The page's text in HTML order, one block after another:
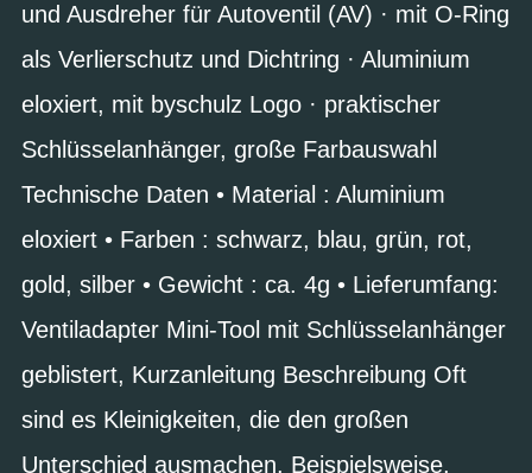
und Ausdreher für Autoventil (AV) · mit O-Ring
als Verlierschutz und Dichtring · Aluminium
eloxiert, mit byschulz Logo · praktischer
Schlüsselanhänger, große Farbauswahl
Technische Daten • Material : Aluminium
eloxiert • Farben : schwarz, blau, grün, rot,
gold, silber • Gewicht : ca. 4g • Lieferumfang:
Ventiladapter Mini-Tool mit Schlüsselanhänger
geblistert, Kurzanleitung Beschreibung Oft
sind es Kleinigkeiten, die den großen
Unterschied ausmachen. Beispielsweise,